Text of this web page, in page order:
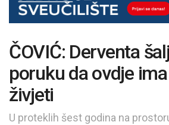
ČOVIĆ: Derventa
poruku da ovdje
živjeti
U proteklih šest godina na